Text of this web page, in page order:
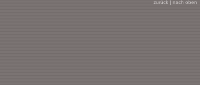
zurück| nach oben